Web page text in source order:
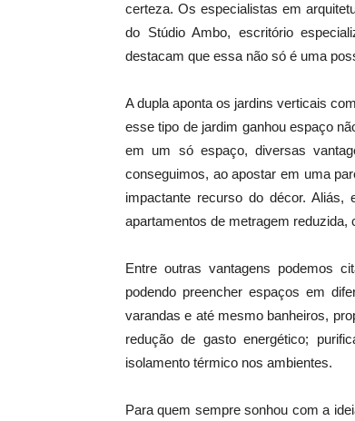
certeza. Os especialistas em
do Stúdio Ambo, escritório
destacam que essa não só é uma
A dupla aponta os jardins verticais
esse tipo de jardim ganhou espaço
em um só espaço, diversas
conseguimos, ao apostar em uma
impactante recurso do décor.
apartamentos de metragem
Entre outras vantagens podemos
podendo preencher espaços em
varandas e até mesmo banheiros,
redução de gasto energético;
isolamento térmico nos ambientes.
Para quem sempre sonhou com a